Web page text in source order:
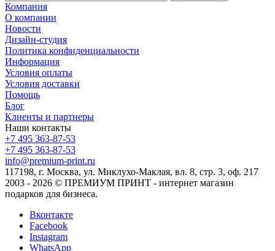
Компания
О компании
Новости
Дизайн-студия
Политика конфиденциальности
Информация
Условия оплаты
Условия доставки
Помощь
Блог
Клиенты и партнеры
Наши контакты
+7 495 363-87-53
+7 495 363-87-53
info@premium-print.ru
117198, г. Москва, ул. Миклухо-Маклая, вл. 8, стр. 3, оф. 217
2003 - 2026 © ПРЕМИУМ ПРИНТ - интернет магазин
подарков для бизнеса.
Вконтакте
Facebook
Instagram
WhatsApp